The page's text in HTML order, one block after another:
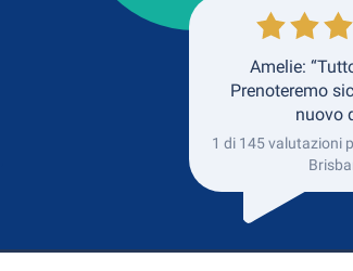
Amelie:
Prenoteremo
nuovo
1 di 145 valutazioni